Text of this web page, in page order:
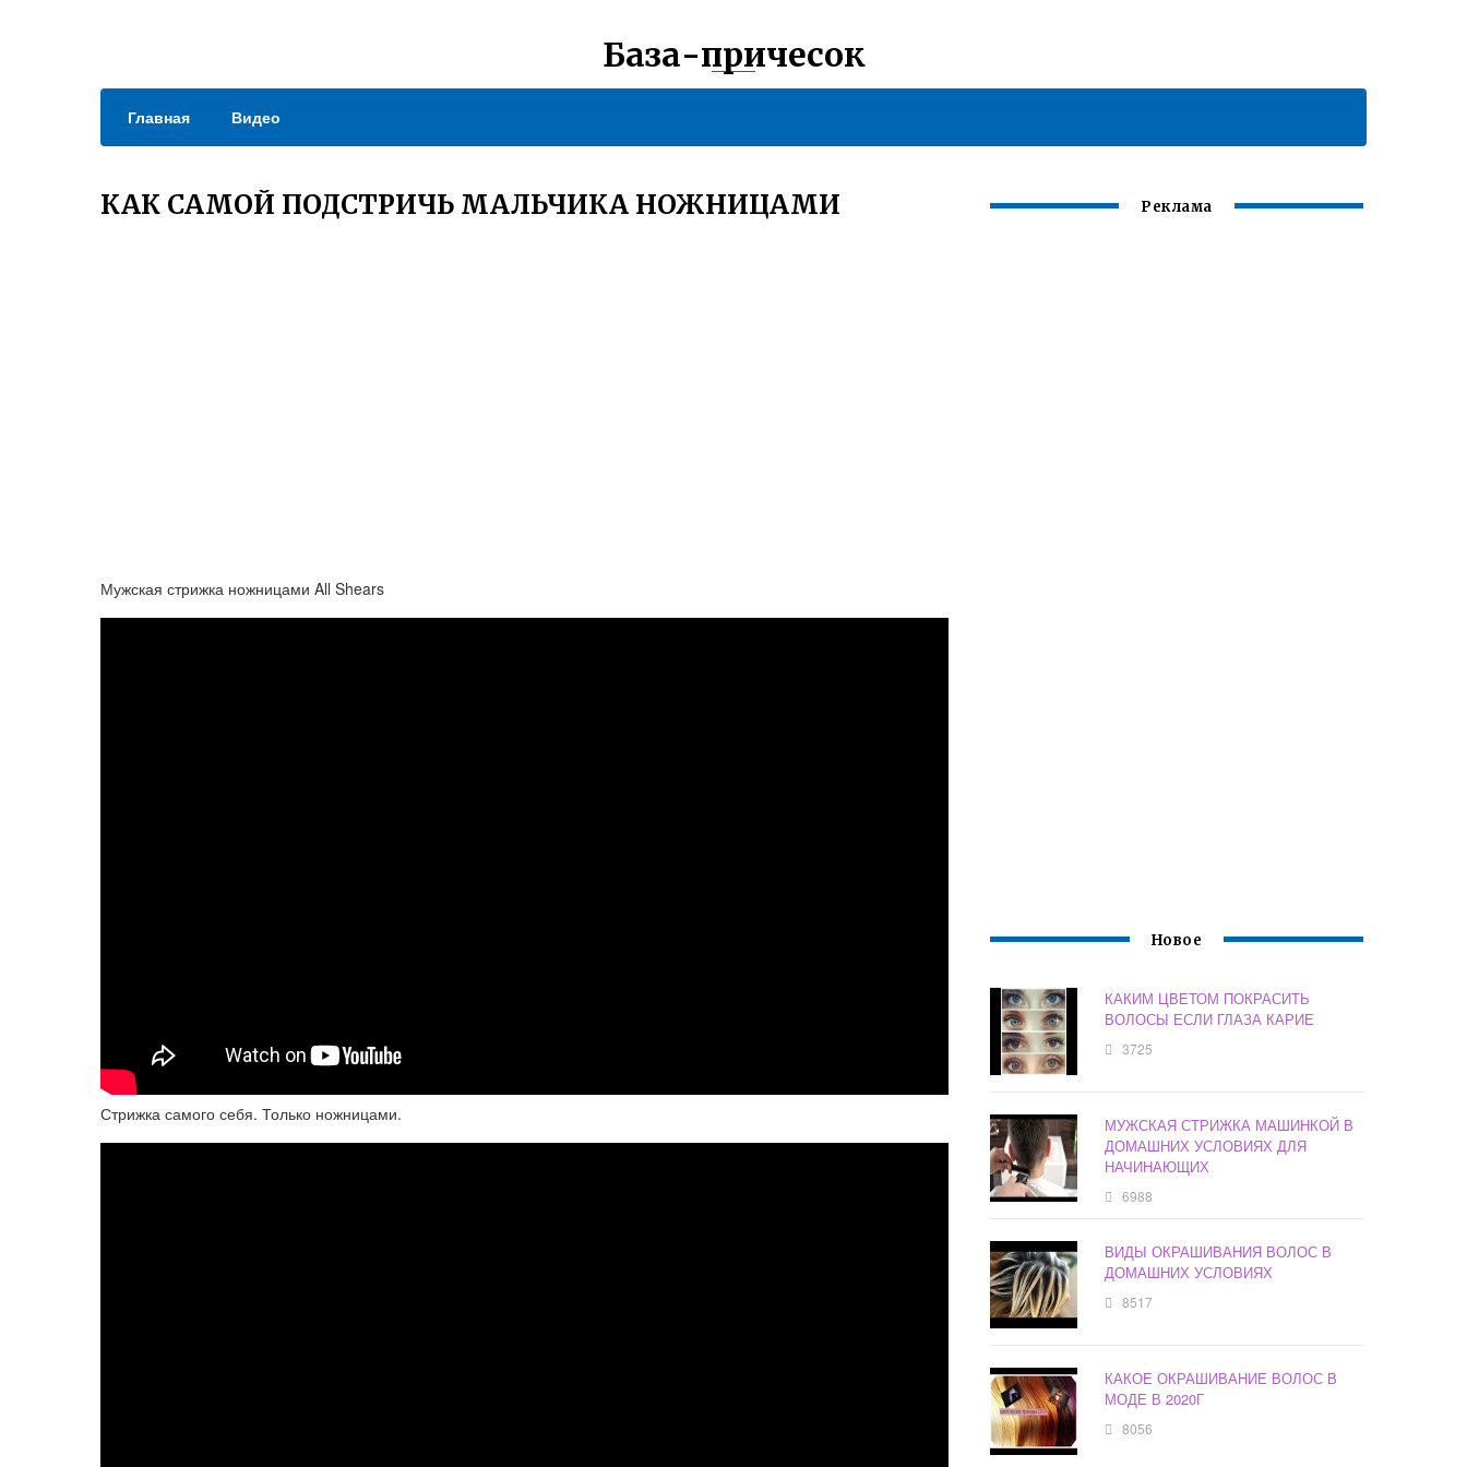
База-причесок
Главная Видео
КАК САМОЙ ПОДСТРИЧЬ МАЛЬЧИКА НОЖНИЦАМИ
Мужская стрижка ножницами All Shears
Стрижка самого себя. Только ножницами.
Реклама
Новое
КАКИМ ЦВЕТОМ ПОКРАСИТЬ
ВОЛОСЫ ЕСЛИ ГЛАЗА КАРИЕ
3725
МУЖСКАЯ СТРИЖКА МАШИНКОЙ В
ДОМАШНИХ УСЛОВИЯХ ДЛЯ
НАЧИНАЮЩИХ
6988
ВИДЫ ОКРАШИВАНИЯ ВОЛОС В
ДОМАШНИХ УСЛОВИЯХ
8517
КАКОЕ ОКРАШИВАНИЕ ВОЛОС В
МОДЕ В 2020Г
8056